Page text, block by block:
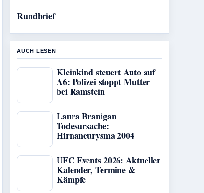
Rundbrief
AUCH LESEN
Kleinkind steuert Auto auf
A6: Polizei stoppt Mutter
bei Ramstein
Laura Branigan
Todesursache:
Hirnaneurysma 2004
UFC Events 2026: Aktueller
Kalender, Termine &
Kämpfe